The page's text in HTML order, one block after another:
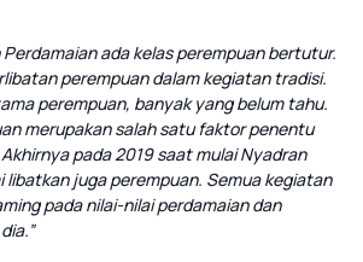
ada kelas perempuan bertutur.
perempuan dalam kegiatan tradisi.
perempuan, banyak yang belum tahu.
merupakan salah satu faktor penentu
pada 2019 saat mulai Nyadran
libatkan juga perempuan. Semua kegiatan
pada nilai-nilai perdamaian dan